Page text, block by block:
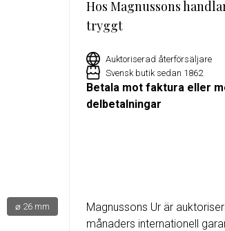
Exklusivt erbjudande för Militum-
medlemmar – 15% rabatt på
⌀ 26 mm
Hos Magnussons
tryggt
Auktoriserad återförsäljare
Svensk butik sedan 1862
Betala mot faktura eller
delbetalningar
Magnussons Ur är
månaders internationell